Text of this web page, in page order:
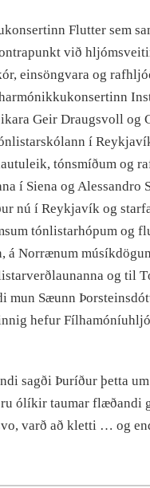
Flutter sem
við
einsöngvara og
Geir Draugsvoll og
í
tónsmíðum og
í Siena og Alessandro
nú í Reykjavík og
tónlistarhópum og
á Norrænum
og til
mun Sæunn
hefur
sagði Þuríður þetta
ólíkir taumar flæðandi
varð að kletti … og